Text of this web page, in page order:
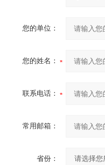
您的单位：
您的姓名：
联系电话：
常用邮箱：
省份：